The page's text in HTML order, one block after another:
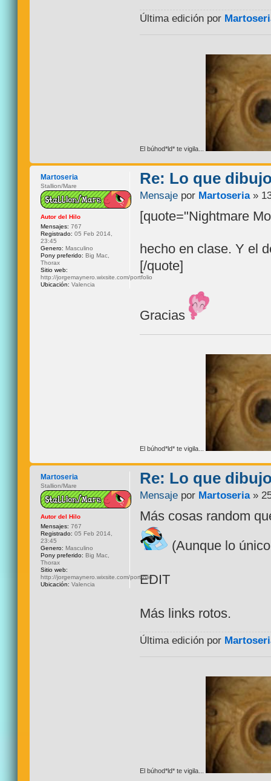
Última edición por
El búhod*ld* te vigila...
Re: Lo que
Mensaje por Martoseria»
[quote="Nightmare
hecho en clase. Y el
[/quote]
Gracias
El búhod*ld* te vigila...
Martoseria
Stallion/Mare
Autor del Hilo
Mensajes: 767
Registrado: 05 Feb 2014,
23:45
Genero: Masculino
Pony preferido: Big Mac,
Thorax
Sitio web:
http://jorgemaynero.wixsite.com/portfolio
Ubicación: Valencia
Re: Lo que
Mensaje por Martoseria»
Más cosas random
(Aunque lo
EDIT
Más links rotos.
Última edición por
El búhod*ld* te vigila...
Martoseria
Stallion/Mare
Autor del Hilo
Mensajes: 767
Registrado: 05 Feb 2014,
23:45
Genero: Masculino
Pony preferido: Big Mac,
Thorax
Sitio web:
http://jorgemaynero.wixsite.com/portfolio
Ubicación: Valencia